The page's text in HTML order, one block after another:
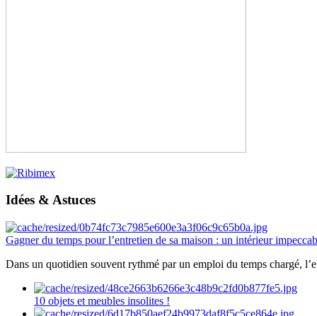
Idées & Astuces
Gagner du temps pour l’entretien de sa maison : un intérieur
Dans un quotidien souvent rythmé par un emploi du temps chargé,
10 objets et meubles insolites !